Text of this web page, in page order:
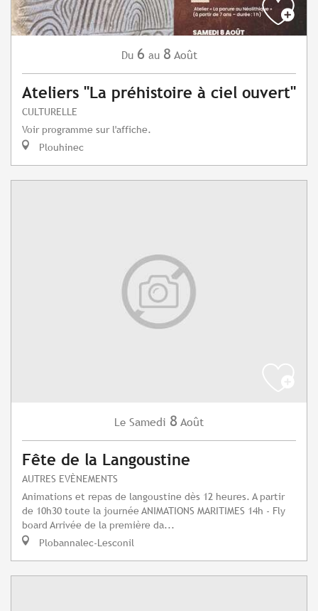
Du 6 au 8 Août
Ateliers "La préhistoire à ciel ouvert"
CULTURELLE
Voir programme sur l'affiche.
Plouhinec
Le Samedi 8 Août
Fête de la Langoustine
AUTRES EVÈNEMENTS
Animations et repas de langoustine dès 12 heures. A partir
de 10h30 toute la journée ANIMATIONS MARITIMES 14h - Fly
board Arrivée de la première da...
Plobannalec-Lesconil